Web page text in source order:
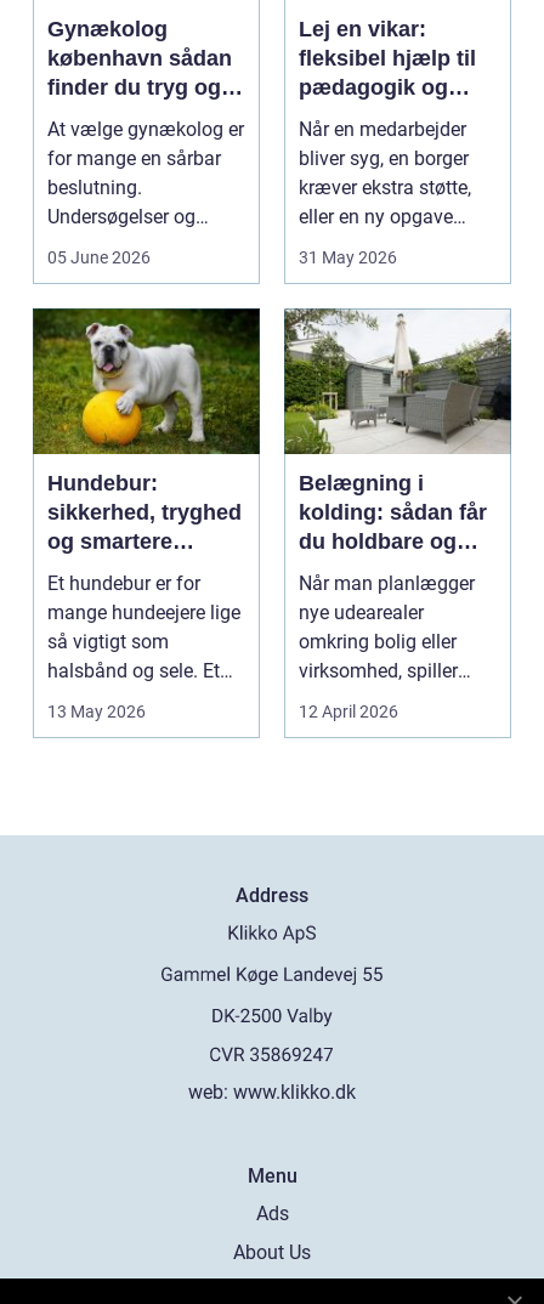
Gynækolog
københavn sådan
finder du tryg og
professionel hjælp
At vælge gynækolog er
for mange en sårbar
beslutning.
Undersøgelser og
behandlinger foregår i
05 June 2026
Lej en vikar:
fleksibel hjælp til
pædagogik og
sundhed
Når en medarbejder
bliver syg, en borger
kræver ekstra støtte,
eller en ny opgave
opstår fra dag til...
31 May 2026
Hundebur:
sikkerhed, tryghed
og smartere
hverdag med hund
Et hundebur er for
mange hundeejere lige
så vigtigt som
halsbånd og sele. Et
godt bur gi...
13 May 2026
Belægning i
kolding: sådan får
du holdbare og
flotte udearealer
Når man planlægger
nye udearealer
omkring bolig eller
virksomhed, spiller
belægningen en helt
12 April 2026
Address
web: www.klikko.dk
Menu
Ads
About Us